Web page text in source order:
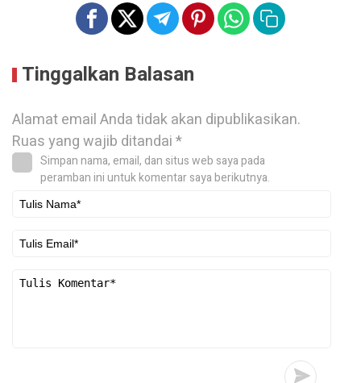
Tinggalkan Balasan
Alamat email Anda tidak akan dipublikasikan.
Ruas yang wajib ditandai*
Simpan nama, email, dan situs web saya pada
peramban ini untuk komentar saya berikutnya.